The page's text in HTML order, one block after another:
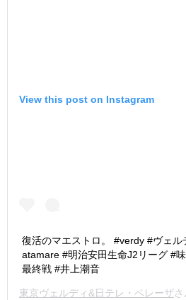
View this post on Instagram
復活のマエストロ。 #verdy #ヴェ
atamare #明治安田生命J2リーグ #
最終戦 #井上潮音
東京ヴェルディ&日テレ・ベレーザさ